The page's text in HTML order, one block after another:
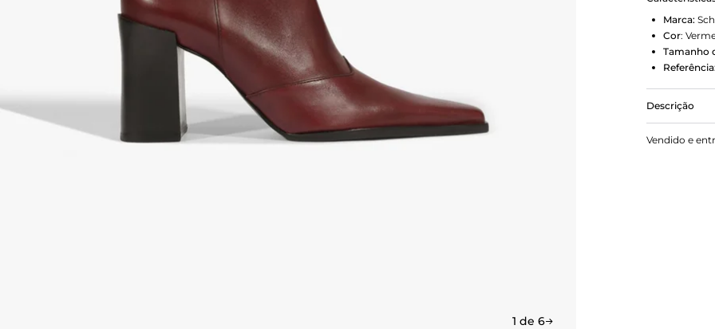
1 de 6
Marca:
Cor:
Tamanho
Referência:
Descrição
Imponente
aquele item
Vendido e